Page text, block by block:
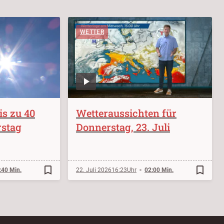
zu 40
Min. bookmark_border
WETTER
Wetteraussichten für
Donnerstag, 23. Juli
22. Juli 202616:23 02:00 Min. bookmark_border